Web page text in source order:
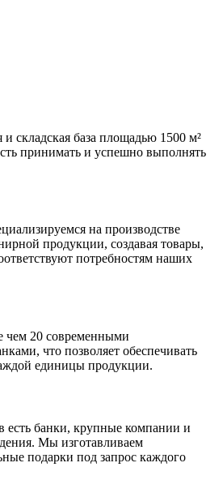
складская база площадью 1500 м²
принимать и успешно выполнять
на производстве
продукции, создавая товары,
потребностям наших
чем 20 современными
что позволяет обеспечивать
единицы продукции.
есть банки, крупные компании и
Мы изготавливаем
подарки под запрос каждого